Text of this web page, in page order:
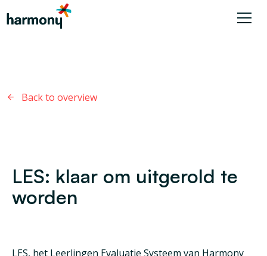
Back to overview
LES: klaar om uitgerold te
worden
LES, het Leerlingen Evaluatie Systeem van Harmony